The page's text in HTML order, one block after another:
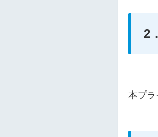
2
本プラ